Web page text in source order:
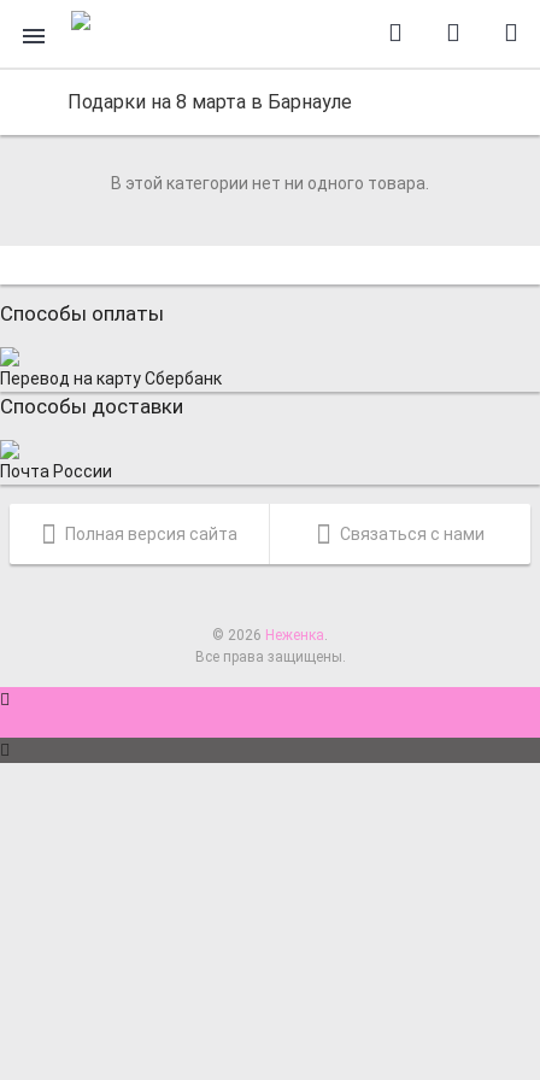
Подарки на 8 марта в Барнауле
В этой категории нет ни одного товара.
Способы оплаты
Перевод на карту Сбербанк
Способы доставки
Почта России
Полная версия сайта Связаться с нами
© 2026 Неженка.
Все права защищены.